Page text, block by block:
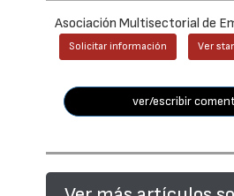
Asociación Multisectorial de
Solicitar información Ver
ver/escribir